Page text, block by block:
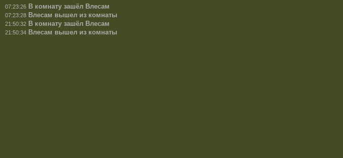
07:23:26 В комнату зашёл Влесам
07:23:28 Влесам вышел из комнаты
21:50:32 В комнату зашёл Влесам
21:50:34 Влесам вышел из комнаты